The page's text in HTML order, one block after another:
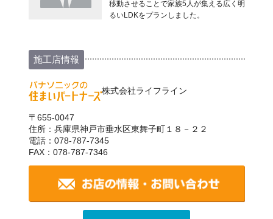
移動させることで家族5人が集える広く明
るいLDKをプランしました。
施工店情報
株式会社ライフライン
〒655-0047
住所：兵庫県神戸市垂水区東舞子町１８－２２
電話：078-787-7345
FAX：078-787-7346